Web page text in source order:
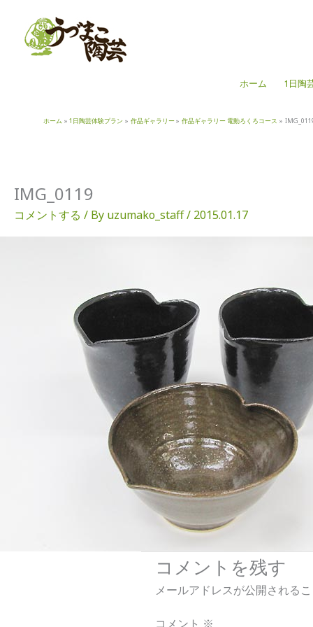
ホーム 1日陶
ホーム 1日陶芸体験プラン 作品ギャラリー 作品ギャラリー 電動ろくろコース
IMG_0119
コメントする / By uzumako_staff/ 2015.01.17
コメントを残す
メールアドレスが公開される
コメント ※